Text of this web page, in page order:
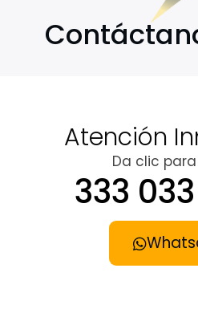
Atención
Da clic
333